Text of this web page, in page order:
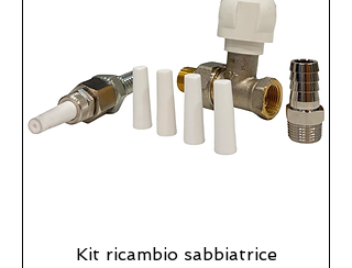
Kit ricambio sabbiatrice